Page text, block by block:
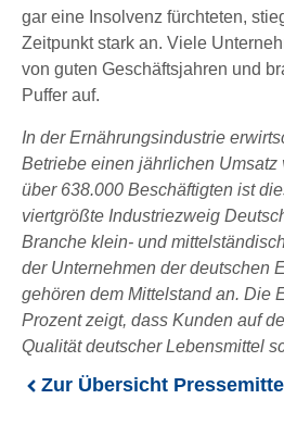
gar eine Insolvenz fürchteten,
Zeitpunkt stark an. Viele
von guten Geschäftsjahren und
Puffer auf.
In der Ernährungsindustrie
Betriebe einen jährlichen Umsatz
über 638.000 Beschäftigten ist
viertgrößte Industriezweig
Branche klein- und
der Unternehmen der deutschen
gehören dem Mittelstand an. Die
Prozent zeigt, dass Kunden auf
Qualität deutscher Lebensmittel
Zur Übersicht